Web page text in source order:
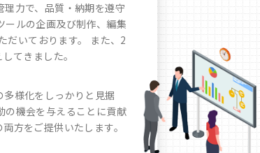
力で、品質・納期を遵守
ールの企画及び制作、編集
だいております。 また、2
てきました。
様化をしっかりと見据
の機会を与えることに貢献
方をご提供いたします。